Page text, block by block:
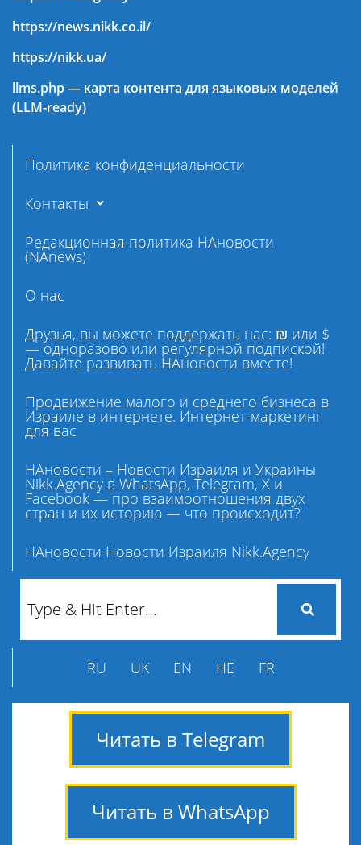
https://news.nikk.co.il/
https://nikk.ua/
llms.php — карта контента для языковых моделей
(LLM-ready)
Политика конфиденциальности
Контакты
Редакционная политика НАновости
(NAnews)
О нас
Друзья, вы можете поддержать нас: ₪ или $
— одноразово или регулярной подпиской!
Давайте развивать НАновости вместе!
Продвижение малого и среднего бизнеса в
Израиле в интернете. Интернет-маркетинг
для вас
НАновости – Новости Израиля и Украины
Nikk.Agency в WhatsApp, Telegram, X и
Facebook — про взаимоотношения двух
стран и их историю — что происходит?
НАновости Новости Израиля Nikk.Agency
RU UK EN HE FR
Читать в Telegram
Читать в WhatsApp